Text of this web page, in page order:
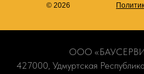
© 2026
ООО
427000, Удмуртская